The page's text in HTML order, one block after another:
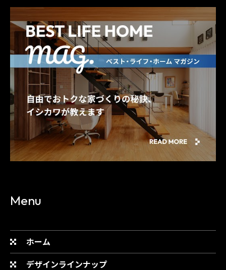
Menu
ホーム
デザインラインナップ